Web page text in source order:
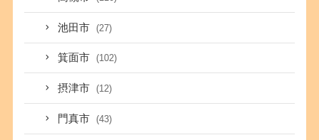
池田市 (27)
箕面市 (102)
摂津市 (12)
門真市 (43)